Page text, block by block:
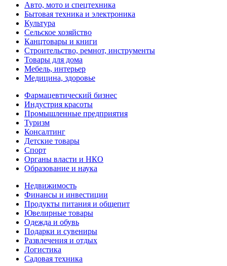
Авто, мото и спецтехника
Бытовая техника и электроника
Культура
Сельское хозяйство
Канцтовары и книги
Строительство, ремнот, инструменты
Товары для дома
Мебель, интерьер
Медицина, здоровье
Фармацевтический бизнес
Индустрия красоты
Промышленные предприятия
Туризм
Консалтинг
Детские товары
Спорт
Органы власти и НКО
Образование и наука
Недвижимость
Финансы и инвестиции
Продукты питания и общепит
Ювелирные товары
Одежда и обувь
Подарки и сувениры
Развлечения и отдых
Логистика
Садовая техника